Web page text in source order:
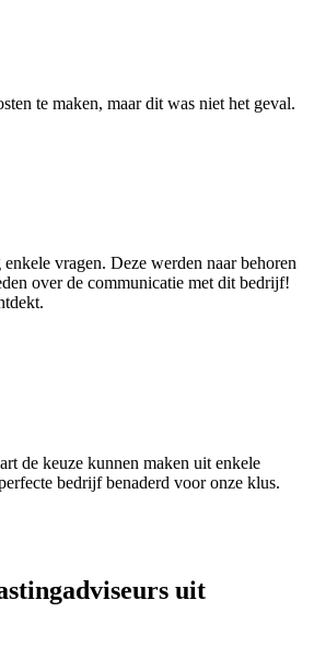
te maken, maar dit was niet het geval.
vragen. Deze werden naar behoren
over de communicatie met dit bedrijf!
de keuze kunnen maken uit enkele
bedrijf benaderd voor onze klus.
uit